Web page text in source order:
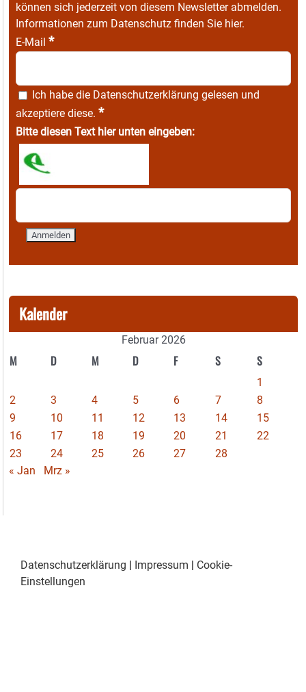
können sich jederzeit von diesem Newsletter abmelden.
Informationen zum Datenschutz finden Sie hier.
E-Mail *
Ich habe die Datenschutzerklärung gelesen und
akzeptiere diese. *
Bitte diesen Text hier unten eingeben:
Kalender
Februar 2026
M D M D F S S
1
2
3 4 5 6 7
8
9
10 11 12 13 14
15
16
17 18 19 20 21
22
23
24 25 26 27
28
« Jan
Mrz »
Datenschutzerklärung | Impressum | Cookie-
Einstellungen